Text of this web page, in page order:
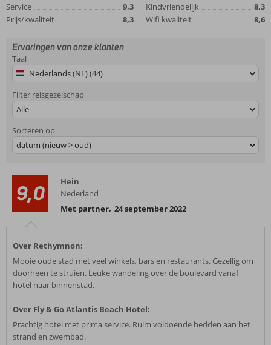
Service
9,3
Prijs/kwaliteit
8,3
Kindvriendelijk
8,3
Wifi kwaliteit
8,6
Ervaringen van onze klanten
Taal
Nederlands (NL) (44)
Filter reisgezelschap
Alle
Sorteren op
datum (nieuw > oud)
9,0
Hein
Nederland
Met partner, 24 september 2022
Over Rethymnon:
Mooie oude stad met veel winkels, bars en restaurants. Gezellig om
doorheen te struien. Leuke wandeling over de boulevard vanaf
hotel naar binnenstad.
Over Fly & Go Atlantis Beach Hotel:
Prachtig hotel met prima service. Ruim voldoende bedden aan het
strand en zwembad.